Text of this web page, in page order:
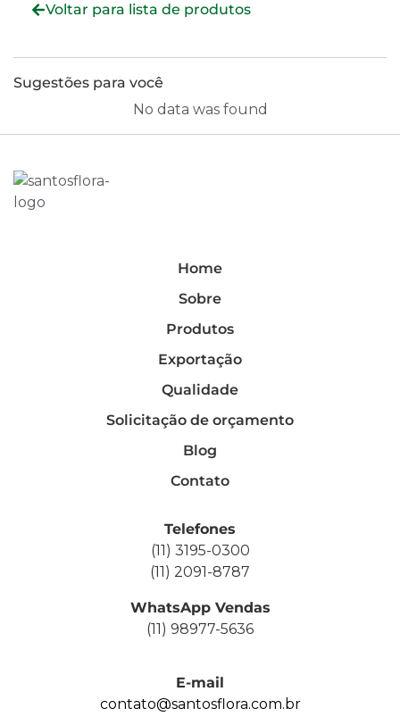
Voltar para lista de produtos
Sugestões para você
No data was found
Home
Sobre
Produtos
Exportação
Qualidade
Solicitação de orçamento
Blog
Contato
Telefones
(11) 3195-0300
(11) 2091-8787
WhatsApp Vendas
(11) 98977-5636
E-mail
contato@santosflora.com.br